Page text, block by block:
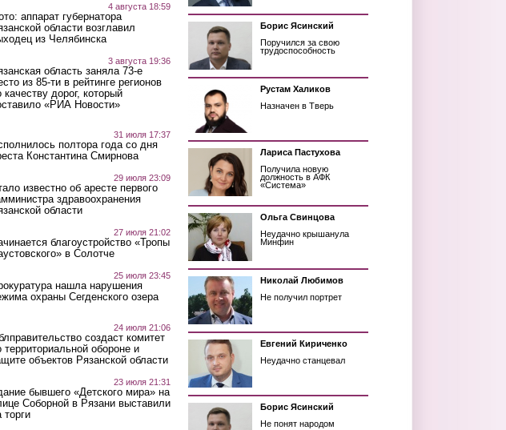
4 августа 18:59
аппарат губернатора
области возглавил
из Челябинска
3 августа 19:36
область заняла 73-е
из 85-ти в рейтинге регионов
качеству дорог, который
«РИА Новости»
31 июля 17:37
полтора года со дня
Константина Смирнова
29 июля 23:09
известно об аресте первого
здравоохранения
области
27 июля 21:02
благоустройство «Тропы
в Солотче
25 июля 23:45
нашла нарушения
охраны Сегденского озера
24 июля 21:06
создаст комитет
территориальной обороне и
объектов Рязанской области
23 июля 21:31
бывшего «Детского мира» на
Соборной в Рязани выставили
торги
Борис Ясинский
Поручился за свою
трудоспособность
Рустам Халиков
Назначен в Тверь
Лариса Пастухова
Получила новую
должность в АФК
«Система»
Ольга Свинцова
Неудачно крышанула
Минфин
Николай Любимов
Не получил портрет
Евгений Кириченко
Неудачно станцевал
Борис Ясинский
Не понят народом